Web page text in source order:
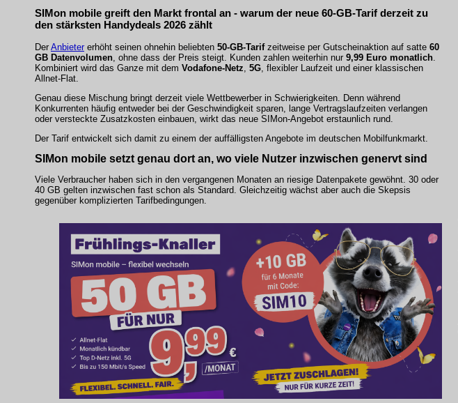
SIMon mobile greift den Markt frontal an - warum der neue 60-GB-Tarif derzeit zu
den stärksten Handydeals 2026 zählt
Der Anbieter erhöht seinen ohnehin beliebten 50-GB-Tarifzeitweise per Gutscheinaktion auf satte 60
GB Datenvolumen , ohne dass der Preis steigt. Kunden zahlen weiterhin nur 9,99 Euro monatlich
Kombiniert wird das Ganze mit dem Vodafone-Netz 5G , flexibler Laufzeit und einer klassischen
Allnet-Flat.
Genau diese Mischung bringt derzeit viele Wettbewerber in Schwierigkeiten. Denn während
Konkurrenten häufig entweder bei der Geschwindigkeit sparen, lange Vertragslaufzeiten verlangen
oder versteckte Zusatzkosten einbauen, wirkt das neue SIMon-Angebot erstaunlich rund.
Der Tarif entwickelt sich damit zu einem der auffälligsten Angebote im deutschen Mobilfunkmarkt.
SIMon mobile setzt genau dort an, wo viele Nutzer inzwischen genervt sind
Viele Verbraucher haben sich in den vergangenen Monaten an riesige Datenpakete gewöhnt. 30 oder
40 GB gelten inzwischen fast schon als Standard. Gleichzeitig wächst aber auch die Skepsis
gegenüber komplizierten Tarifbedingungen.